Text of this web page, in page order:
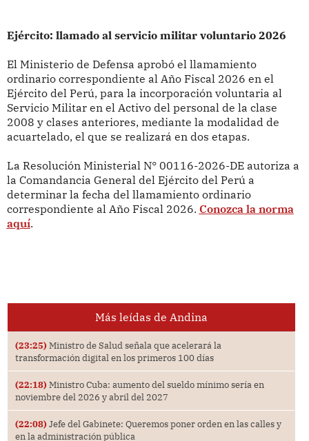
Ejército: llamado al servicio militar voluntario 2026
El Ministerio de Defensa aprobó el llamamiento
ordinario correspondiente al Año Fiscal 2026 en el
Ejército del Perú, para la incorporación voluntaria al
Servicio Militar en el Activo del personal de la clase
2008 y clases anteriores, mediante la modalidad de
acuartelado, el que se realizará en dos etapas.
La Resolución Ministerial N° 00116-2026-DE autoriza a
la Comandancia General del Ejército del Perú a
determinar la fecha del llamamiento ordinario
correspondiente al Año Fiscal 2026. Conozca la norma
aquí.
Más leídas de Andina
(23:25) Ministro de Salud señala que acelerará la
transformación digital en los primeros 100 días
(22:18) Ministro Cuba: aumento del sueldo mínimo sería en
noviembre del 2026 y abril del 2027
(22:08) Jefe del Gabinete: Queremos poner orden en las calles y
en la administración pública